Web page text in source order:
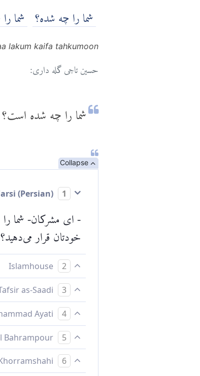
شما را چه شده؟ شما
lakum kaifa tahkumoon
حسین تاجی گله داری:
شما را چه شده
Collapse
1
- ای مشرکان- شما
خودتان قرار
2
شما را چه شده است؟
3
complete tafsir.
4
شما را چه مى‌شود؟
5
شما را چه شده؟
6